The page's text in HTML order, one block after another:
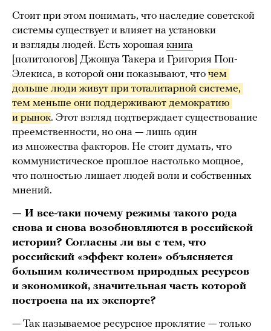
Стоит при этом понимать, что наследие советской
системы существует и влияет на установки
и взгляды людей. Есть хорошая книга
[политологов] Джошуа Такера и Григория Поп-
Элекиса, в которой они показывают, что чем
дольше люди живут при тоталитарной системе,
тем меньше они поддерживают демократию
и рынок. Этот взгляд подтверждает существование
преемственности, но она — лишь один
из множества факторов. Не стоит думать, что
коммунистическое прошлое настолько мощное,
что полностью лишает людей воли и собственных
мнений.
— И все-таки почему режимы такого рода
снова и снова возобновляются в российской
истории? Согласны ли вы с тем, что
российский «эффект колеи» объясняется
большим количеством природных ресурсов
и экономикой, значительная часть которой
построена на их экспорте?
— Так называемое ресурсное проклятие — только